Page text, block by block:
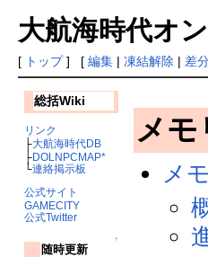
大航海時代オ
[ トップ] [ 編集| 凍結解除 | 差
総括Wiki
リンク
├大航海時代DB
├DOLNPCMAP*
└連絡掲示板
公式サイト
GAMECITY
公式Twitter
↑
随時更新
メ
メ